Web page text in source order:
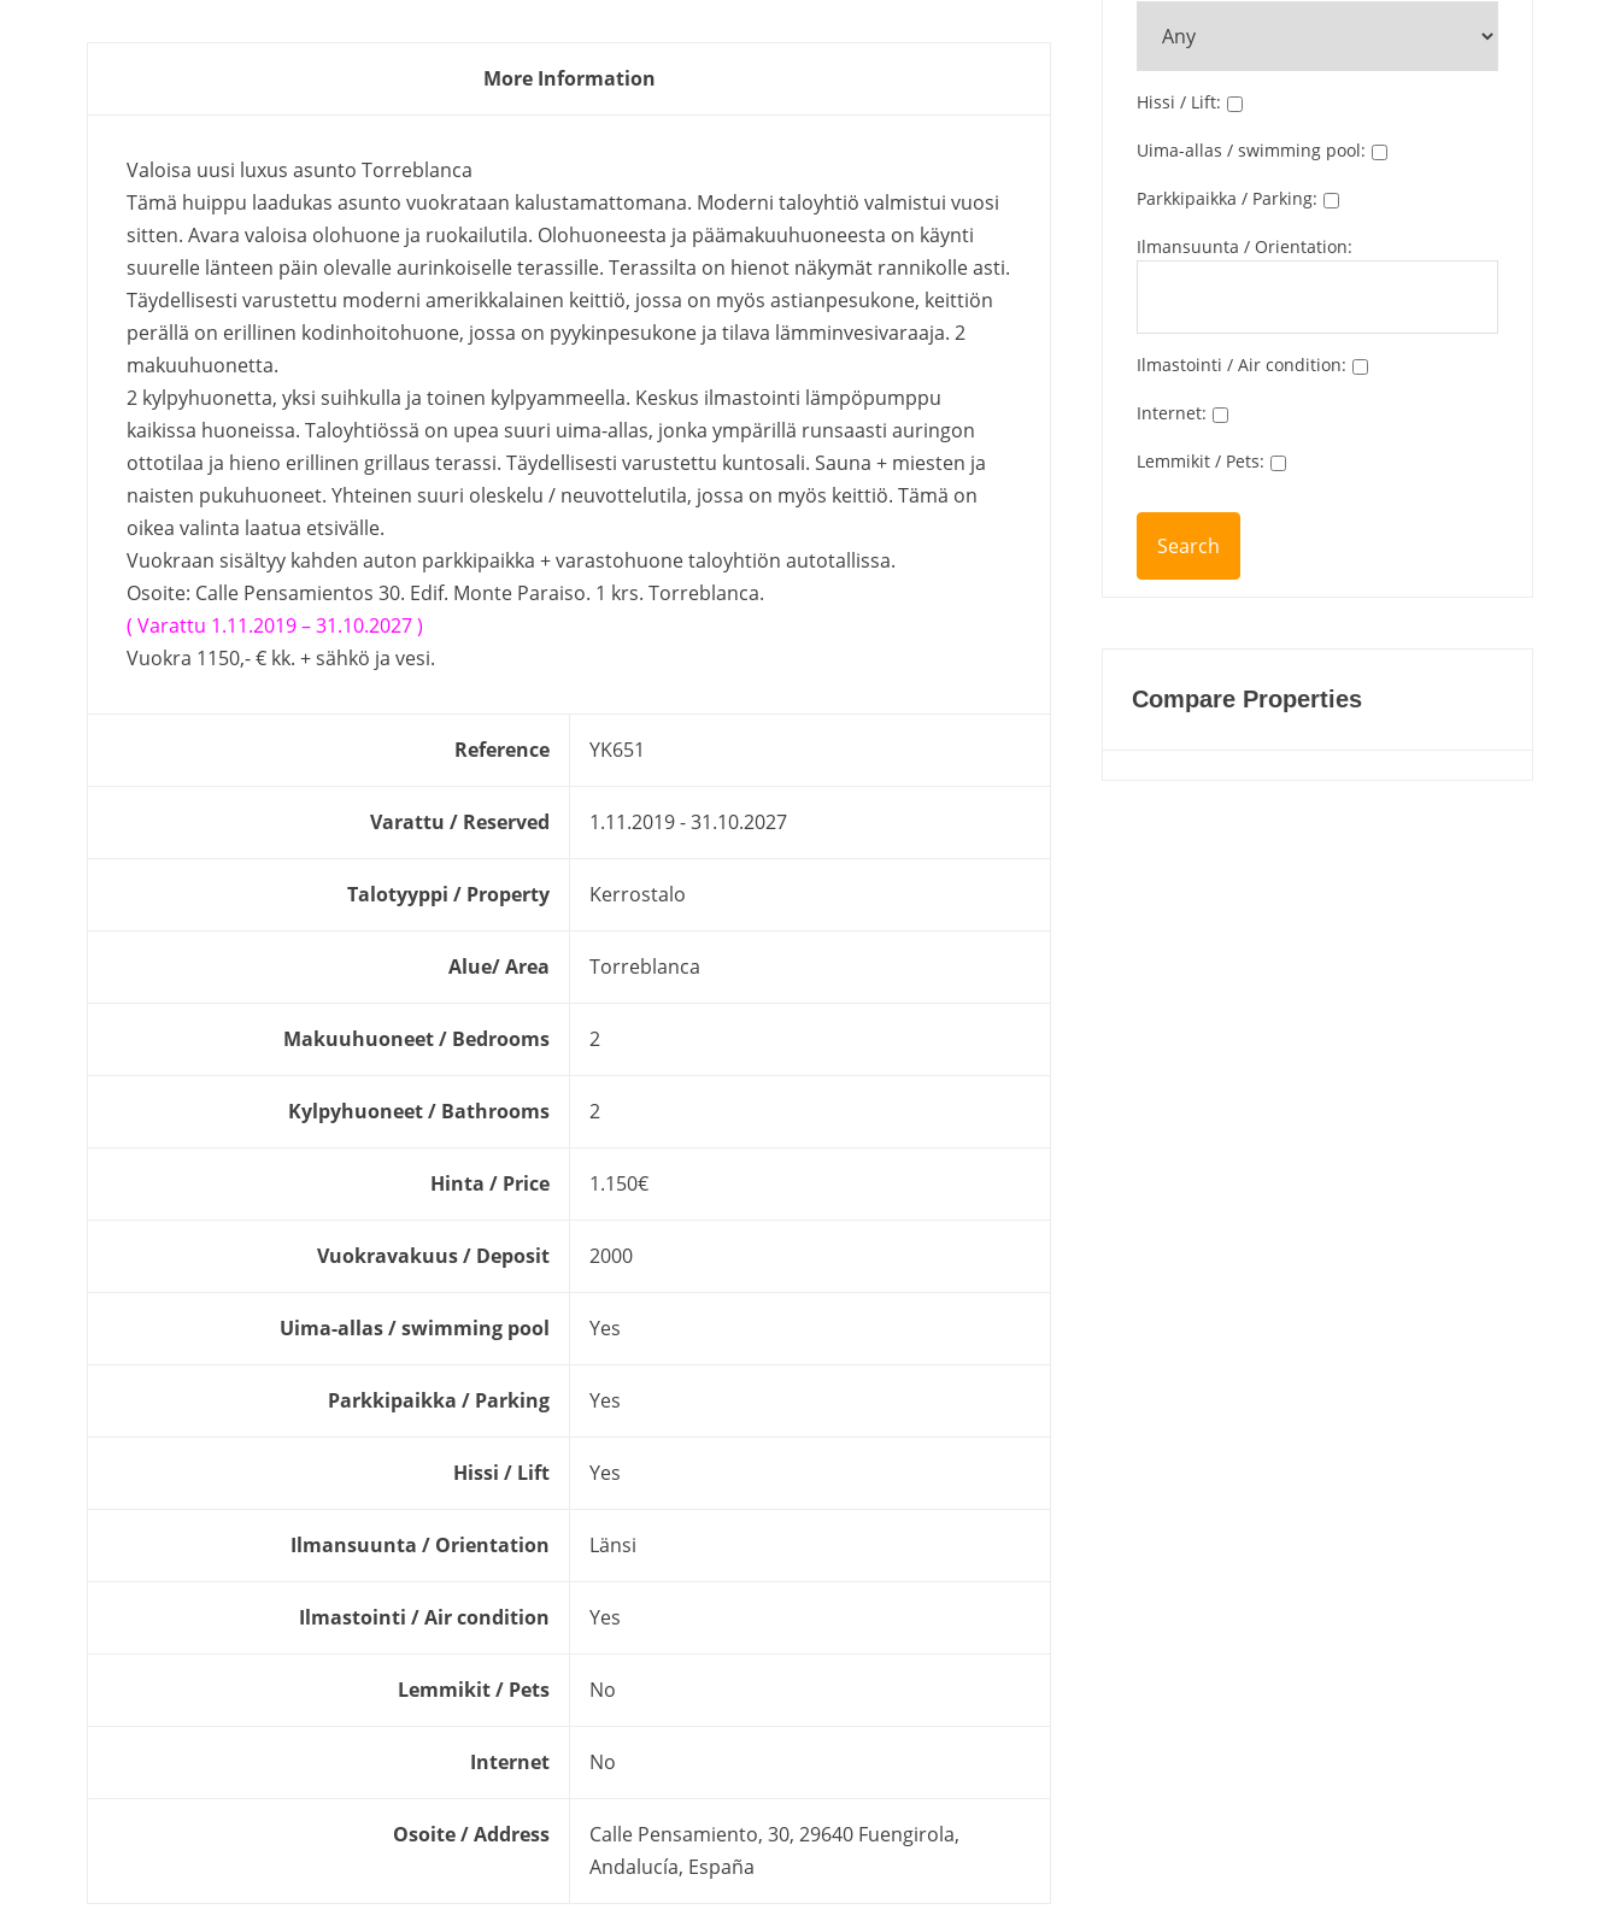
More Information
Valoisa uusi luxus asunto Torreblanca
Tämä huippu laadukas asunto vuokrataan kalustamattomana. Moderni taloyhtiö valmistui vuosi
sitten. Avara valoisa olohuone ja ruokailutila. Olohuoneesta ja päämakuuhuoneesta on käynti
suurelle länteen päin olevalle aurinkoiselle terassille. Terassilta on hienot näkymät rannikolle asti.
Täydellisesti varustettu moderni amerikkalainen keittiö, jossa on myös astianpesukone, keittiön
perällä on erillinen kodinhoitohuone, jossa on pyykinpesukone ja tilava lämminvesivaraaja. 2
makuuhuonetta.
2 kylpyhuonetta, yksi suihkulla ja toinen kylpyammeella. Keskus ilmastointi lämpöpumppu
kaikissa huoneissa. Taloyhtiössä on upea suuri uima-allas, jonka ympärillä runsaasti auringon
ottotilaa ja hieno erillinen grillaus terassi. Täydellisesti varustettu kuntosali. Sauna + miesten ja
naisten pukuhuoneet. Yhteinen suuri oleskelu / neuvottelutila, jossa on myös keittiö. Tämä on
oikea valinta laatua etsivälle.
Vuokraan sisältyy kahden auton parkkipaikka + varastohuone taloyhtiön autotallissa.
Osoite: Calle Pensamientos 30. Edif. Monte Paraiso. 1 krs. Torreblanca.
( Varattu 1.11.2019 – 31.10.2027 )
Vuokra 1150,- € kk. + sähkö ja vesi.
Reference YK651
Varattu / Reserved 1.11.2019 - 31.10.2027
Talotyyppi / Property Kerrostalo
Alue/ Area Torreblanca
Makuuhuoneet / Bedrooms 2
Kylpyhuoneet / Bathrooms 2
Hinta / Price 1.150€
Vuokravakuus / Deposit 2000
Uima-allas / swimming pool Yes
Parkkipaikka / Parking Yes
Hissi / Lift Yes
Ilmansuunta / Orientation Länsi
Ilmastointi / Air condition Yes
Lemmikit / Pets No
Internet No
Osoite / Address
Calle Pensamiento, 30, 29640 Fuengirola,
Andalucía, España
Hissi / Lift:
Uima-allas / swimming pool:
Parkkipaikka / Parking:
Ilmansuunta / Orientation:
Ilmastointi / Air condition:
Internet:
Lemmikit / Pets:
Compare Properties